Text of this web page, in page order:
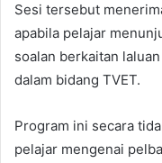
Sesi tersebut
apabila pelajar
soalan berkaitan
dalam bidang TVET.
Program ini secara
pelajar mengenai